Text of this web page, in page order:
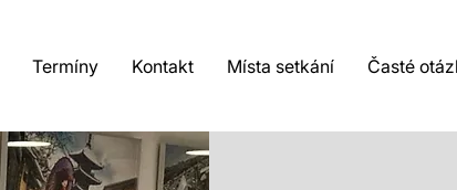
Termíny Kontakt Místa setkání Časté